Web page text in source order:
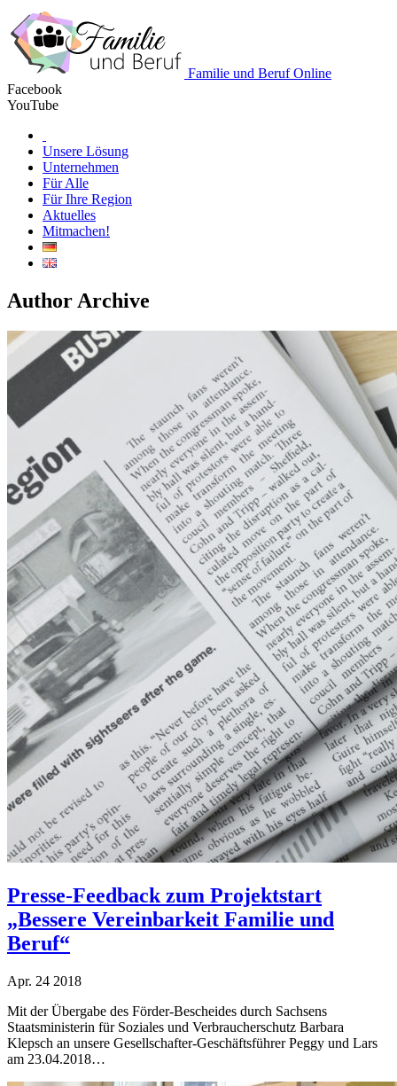
Familie und Beruf Online
Facebook
YouTube
Unsere Lösung
Unternehmen
Für Alle
Für Ihre Region
Aktuelles
Mitmachen!
Author Archive
Presse-Feedback zum Projektstart
„Bessere Vereinbarkeit Familie und
Beruf“
Apr. 24 2018
Mit der Übergabe des Förder-Bescheides durch Sachsens
Staatsministerin für Soziales und Verbraucherschutz Barbara
Klepsch an unsere Gesellschafter-Geschäftsführer Peggy und Lars
am 23.04.2018…